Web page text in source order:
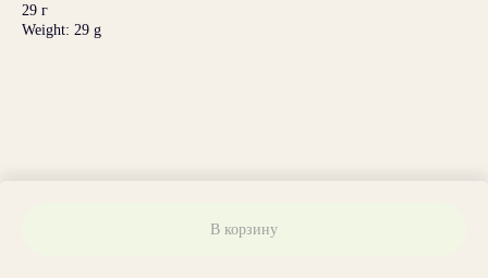
В корзину
29 г
Weight: 29 g